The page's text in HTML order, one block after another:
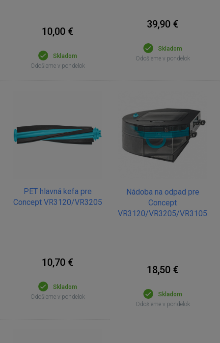
10,00 €
Skladom
Odošleme v pondelok
39,90 €
Skladom
Odošleme v pondelok
PET hlavná kefa pre
Concept VR3120/VR3205
10,70 €
Skladom
Odošleme v pondelok
Nádoba na odpad pre
Concept
VR3120/VR3205/VR3105
18,50 €
Skladom
Odošleme v pondelok